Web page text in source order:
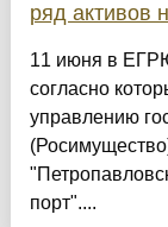
ряд активов
11 июня в
согласно
управлению
порт"....